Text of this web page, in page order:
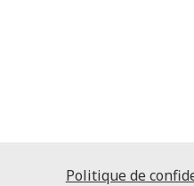
Politique de